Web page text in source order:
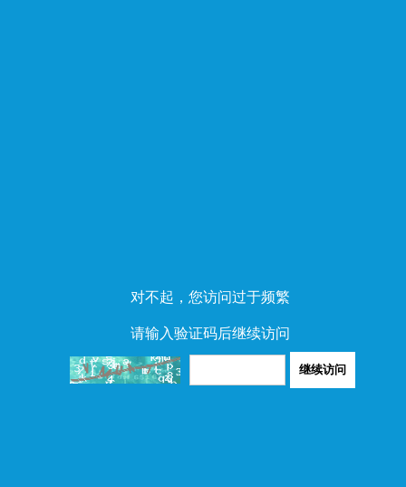
对不起，您访问过于频繁
请输入验证码后继续访问
继续访问